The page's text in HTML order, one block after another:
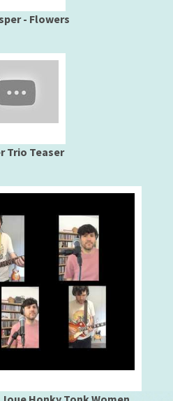
- Flowers
Trio Teaser